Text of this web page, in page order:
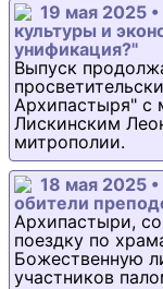
19 мая 2025
культуры и
унификация?"
Выпуск
Архипастыря" с
Лискинским
митрополии.
18 мая 2025
обители
Архипастыри,
поездку по
Божественную
участников